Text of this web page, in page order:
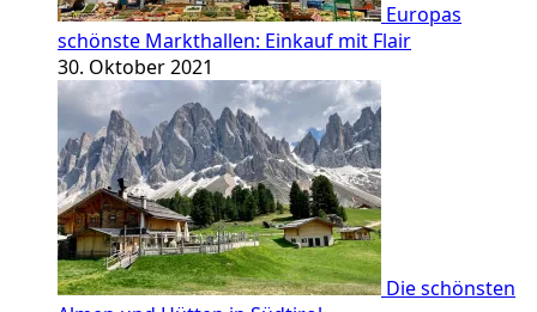
Europas
schönste Markthallen: Einkauf mit Flair
30. Oktober 2021
Die schönsten